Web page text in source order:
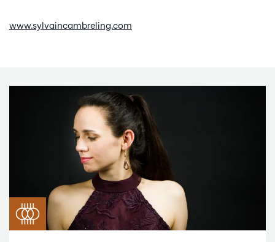
www.sylvaincambreling.com